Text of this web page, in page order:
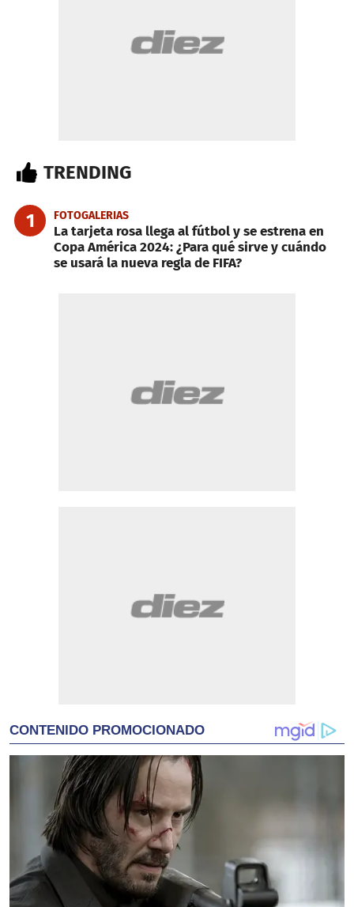
TRENDING
1 FOTOGALERIAS
La tarjeta rosa llega al fútbol y se estrena en
Copa América 2024: ¿Para qué sirve y cuándo
se usará la nueva regla de FIFA?